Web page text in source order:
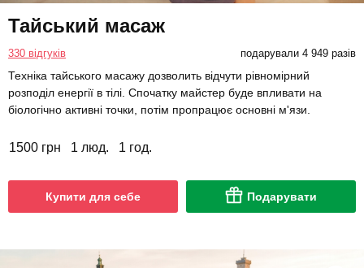
Тайський масаж
330 відгуків подарували 4 949 разів
Техніка тайського масажу дозволить відчути рівномірний
розподіл енергії в тілі. Спочатку майстер буде впливати на
біологічно активні точки, потім пропрацює основні м'язи.
1500 грн 1 люд. 1 год.
Купити для себе Подарувати